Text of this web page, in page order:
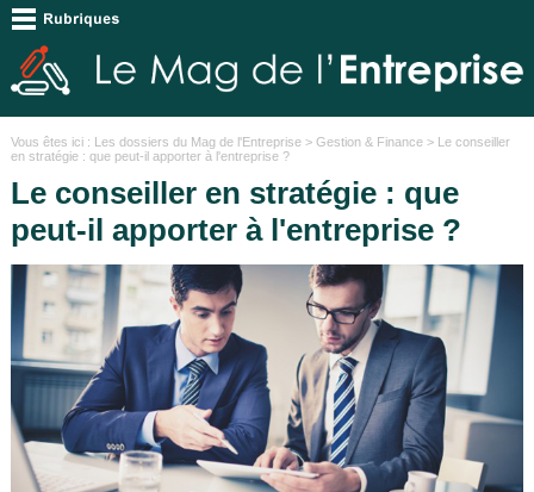
Vous êtes ici : Les dossiers du Mag de l'Entreprise> Gestion & Finance> Le conseiller
en stratégie : que peut-il apporter à l'entreprise ?
Le conseiller en stratégie : que
peut-il apporter à l'entreprise ?